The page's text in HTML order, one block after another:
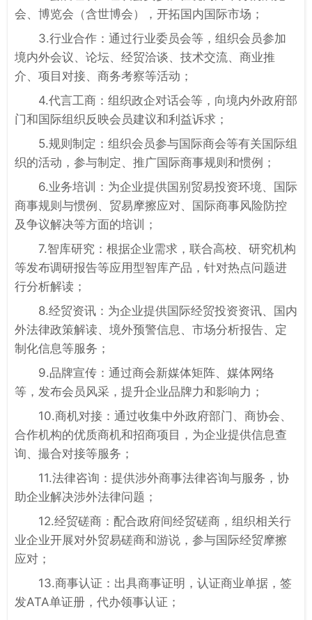
会、博览会（含世博会），开拓国内国际市场；
3.行业合作：通过行业委员会等，组织会员参加
境内外会议、论坛、经贸洽谈、技术交流、商业推
介、项目对接、商务考察等活动；
4.代言工商：组织政企对话会等，向境内外政府部
门和国际组织反映会员建议和利益诉求；
5.规则制定：组织会员参与国际商会等有关国际组
织的活动，参与制定、推广国际商事规则和惯例；
6.业务培训：为企业提供国别贸易投资环境、国际
商事规则与惯例、贸易摩擦应对、国际商事风险防控
及争议解决等方面的培训；
7.智库研究：根据企业需求，联合高校、研究机构
等发布调研报告等应用型智库产品，针对热点问题进
行分析解读；
8.经贸资讯：为企业提供国际经贸投资资讯、国内
外法律政策解读、境外预警信息、市场分析报告、定
制化信息等服务；
9.品牌宣传：通过商会新媒体矩阵、媒体网络
等，发布会员风采，提升企业品牌力和影响力；
10.商机对接：通过收集中外政府部门、商协会、
合作机构的优质商机和招商项目，为企业提供信息查
询、撮合对接等服务；
11.法律咨询：提供涉外商事法律咨询与服务，协
助企业解决涉外法律问题；
12.经贸磋商：配合政府间经贸磋商，组织相关行
业企业开展对外贸易磋商和游说，参与国际经贸摩擦
应对；
13.商事认证：出具商事证明，认证商业单据，签
发ATA单证册，代办领事认证；